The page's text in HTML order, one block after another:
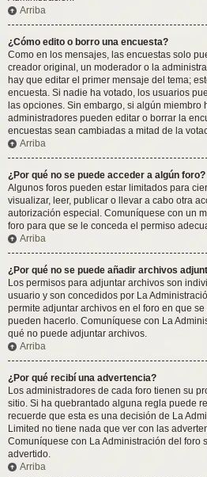
Arriba
¿Cómo edito o borro una encuesta?
Como en los mensajes, las encuestas solo
creador original, un moderador o la
hay que editar el primer mensaje del tema;
encuesta. Si nadie ha votado, los usuarios
las opciones. Sin embargo, si algún miembro
administradores pueden editar o borrar la
encuestas sean cambiadas a mitad de la
Arriba
¿Por qué no se puede acceder a algún foro?
Algunos foros pueden estar limitados para
visualizar, leer, publicar o llevar a cabo otra
autorización especial. Comuníquese con un
foro para que se le conceda el permiso
Arriba
¿Por qué no se puede añadir archivos
Los permisos para adjuntar archivos son
usuario y son concedidos por La
permite adjuntar archivos en el foro en que
pueden hacerlo. Comuníquese con La
qué no puede adjuntar archivos.
Arriba
¿Por qué recibí una advertencia?
Los administradores de cada foro tienen su
sitio. Si ha quebrantado alguna regla puede
recuerde que esta es una decisión de La
Limited no tiene nada que ver con las
Comuníquese con La Administración del foro
advertido.
Arriba